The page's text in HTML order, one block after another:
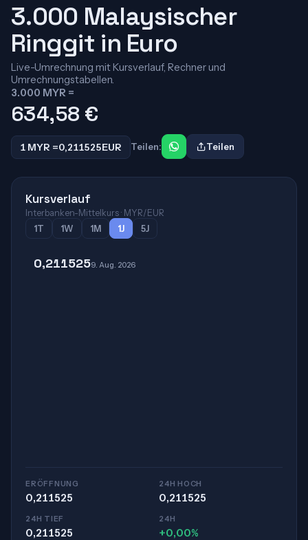
3.000 Malaysischer
Ringgit in Euro
Live-Umrechnung mit Kursverlauf, Rechner und
Umrechnungstabellen.
3.000 MYR =
634,58 €
1 MYR =0,211525EUR Teilen: Teilen
Kursverlauf
Interbanken-Mittelkurs · MYR/EUR
1T
1W 1M 1J 5J
0,2115259. Aug. 2026
ERÖFFNUNG
0,211525
24H HOCH
0,211525
24H TIEF
0,211525
24H
+0,00%